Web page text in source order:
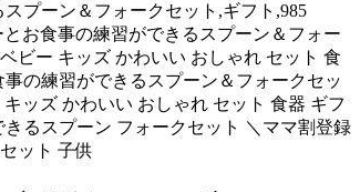
プーン＆フォークセット,ギフト,985
とお食事の練習ができるスプーン＆フォー
ビー キッズ かわいい おしゃれ セット 食
の練習ができるスプーン＆フォークセッ
ッズ かわいい おしゃれ セット 食器 ギフ
るスプーン フォークセット ＼ママ割登録
ット 子供